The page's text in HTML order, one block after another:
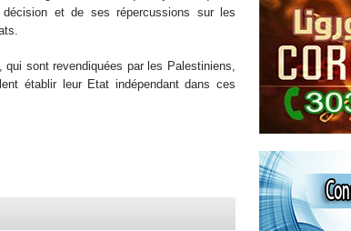
décision et de ses répercussions sur les
sont revendiquées par les Palestiniens,
établir leur Etat indépendant dans ces